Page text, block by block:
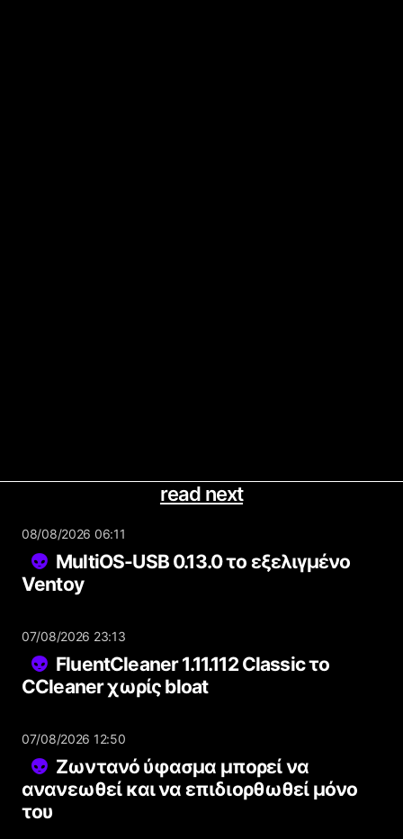
read next
08/08/2026 06:11
MultiOS-USB 0.13.0 το εξελιγμένο
Ventoy
07/08/2026 23:13
FluentCleaner 1.11.112 Classic το
CCleaner χωρίς bloat
07/08/2026 12:50
Ζωντανό ύφασμα μπορεί να
ανανεωθεί και να επιδιορθωθεί μόνο
του